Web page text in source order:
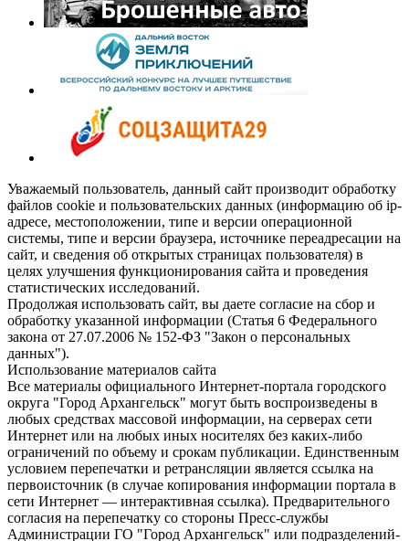
Уважаемый пользователь, данный сайт производит обработку
файлов cookie и пользовательских данных (информацию об ip-
адресе, местоположении, типе и версии операционной
системы, типе и версии браузера, источнике переадресации на
сайт, и сведения об открытых страницах пользователя) в
целях улучшения функционирования сайта и проведения
статистических исследований.
Продолжая использовать сайт, вы даете согласие на сбор и
обработку указанной информации (Статья 6 Федерального
закона от 27.07.2006 № 152-ФЗ "Закон о персональных
данных").
Использование материалов сайта
Все материалы официального Интернет-портала городского
округа "Город Архангельск" могут быть воспроизведены в
любых средствах массовой информации, на серверах сети
Интернет или на любых иных носителях без каких-либо
ограничений по объему и срокам публикации. Единственным
условием перепечатки и ретрансляции является ссылка на
первоисточник (в случае копирования информации портала в
сети Интернет — интерактивная ссылка). Предварительного
согласия на перепечатку со стороны Пресс-службы
Администрации ГО "Город Архангельск" или подразделений-